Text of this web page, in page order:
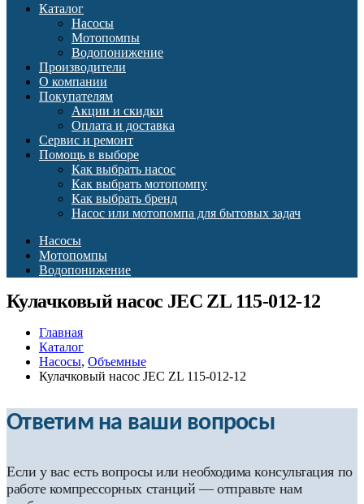
Каталог
Насосы
Мотопомпы
Водопонижение
Производители
О компании
Покупателям
Акции и скидки
Оплата и доставка
Сервис и ремонт
Помощь в выборе
Как выбрать насос
Как выбрать мотопомпу
Как выбрать бренд
Насос или мотопомпа для бытовых задач
Насосы
Мотопомпы
Водопонижение
Кулачковый насос JEC ZL 115-012-12
Главная
Каталог
Насосы, Объемные
Кулачковый насос JEC ZL 115-012-12
Ответим на ваши вопросы
Если у вас есть вопросы или необходима консультация по
работе компрессорных станций — отправьте нам